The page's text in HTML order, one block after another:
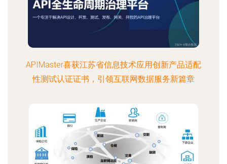
APIMaster喜获江苏省信息技术应用创新产品适配
性测试认证证书，引领互联网数据服务新篇章